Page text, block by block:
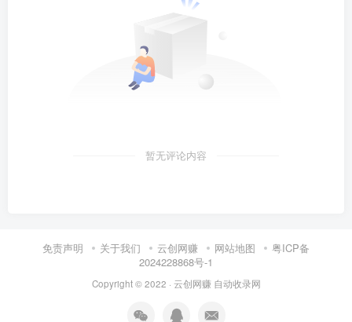
暂无评论内容
免责声明 关于我们 云创网赚 网站地图
粤ICP备
2024228868号-1
Copyright © 2022 · 云创网赚 自动收录网